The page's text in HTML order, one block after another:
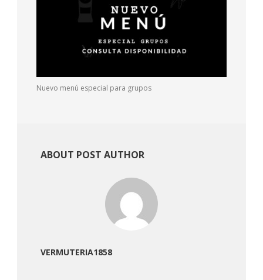
Nuevo menú especial para grupos
ABOUT POST AUTHOR
VERMUTERIA1858